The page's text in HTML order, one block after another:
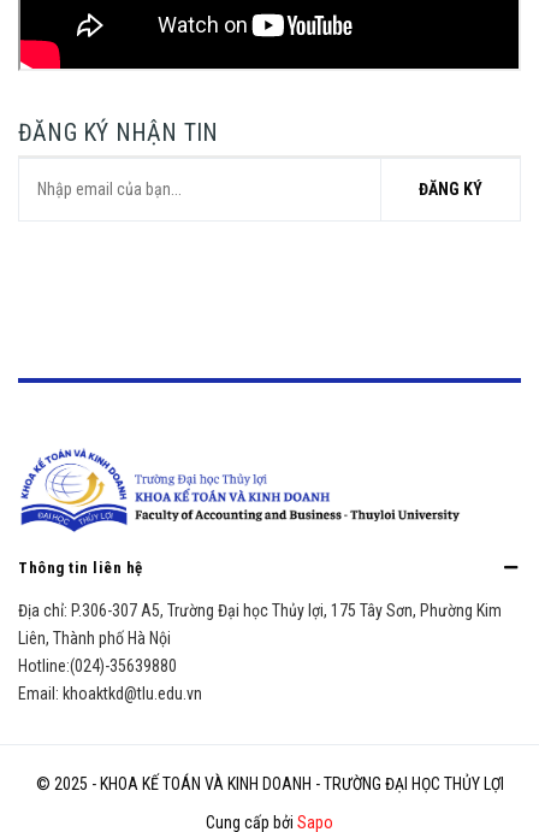
ĐĂNG KÝ NHẬN TIN
ĐĂNG KÝ
Thông tin liên hệ
Địa chỉ: P.306-307 A5, Trường Đại học Thủy lợi, 175 Tây Sơn, Phường Kim
Liên, Thành phố Hà Nội
Hotline:(024)-35639880
Email: khoaktkd@tlu.edu.vn
© 2025 - KHOA KẾ TOÁN VÀ KINH DOANH - TRƯỜNG ĐẠI HỌC THỦY LỢI
Cung cấp bởi Sapo